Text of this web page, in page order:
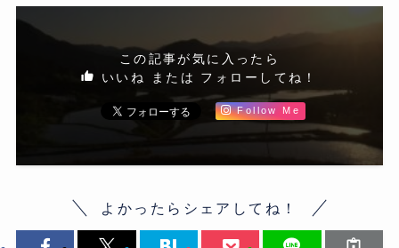
この記事が気に入ったら
いいね または フォローしてね！
Follow Me
よかったらシェアしてね！